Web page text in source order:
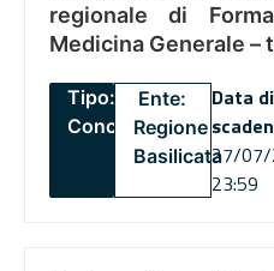
regionale di
Medicina Generale
Tipo:
Concorsi
Ente:
Regione
Basilicata
Data di
27/07/
23:59